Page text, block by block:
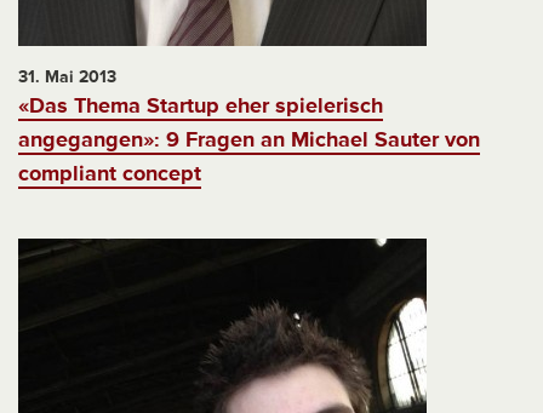
31. Mai 2013
«Das Thema Startup eher spielerisch
angegangen»: 9 Fragen an Michael Sauter von
compliant concept